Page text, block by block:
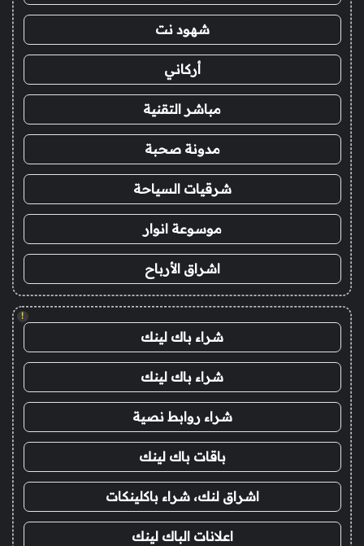
شهود نت
أركاني
مباشر التقنية
مدونة صحبة
شرقيات السياحة
موسوعة انوار
اشراق الأرباح
!
شراء باك لينك
شراء باك لينك
شراء روابط نصية
باقات باك لينك
اشراق لنك، شراء باكلينكات
اعلانات الباك لينك